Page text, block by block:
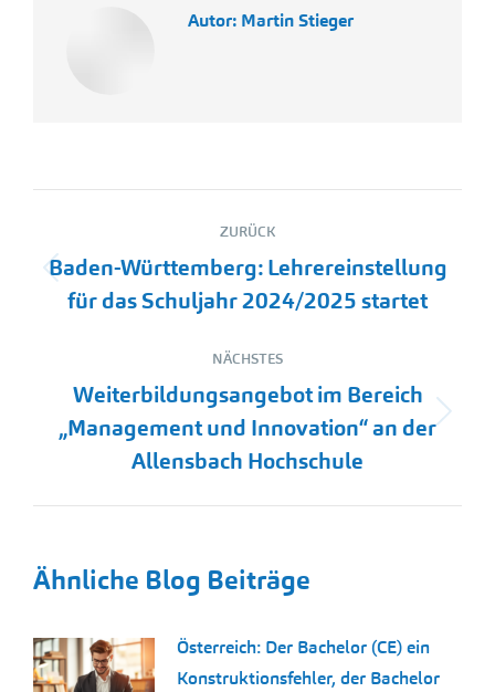
Autor: Martin Stieger
Kommentarnavigation
ZURÜCK
Vorheriger
Beitrag:
Baden-Württemberg: Lehrereinstellung
für das Schuljahr 2024/2025 startet
NÄCHSTES
Nächster
Beitrag:
Weiterbildungsangebot im Bereich
„Management und Innovation“ an der
Allensbach Hochschule
Ähnliche Blog Beiträge
Österreich: Der Bachelor (CE) ein
Konstruktionsfehler, der Bachelor